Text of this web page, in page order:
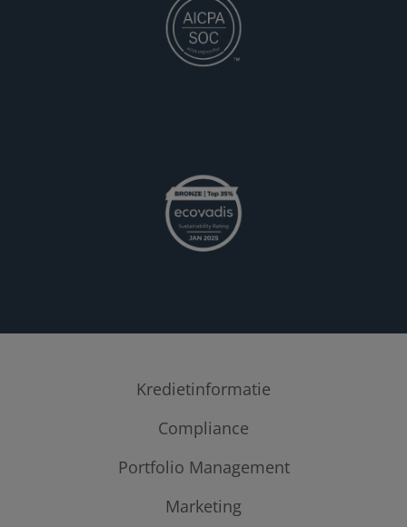
Kredietinformatie
Kredietrapporten
Fraudepreventie
Compliance
KYC Protect
Portfolio Management
Power Check
Marketing